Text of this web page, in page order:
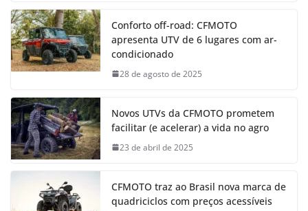
Conforto off-road: CFMOTO
apresenta UTV de 6 lugares com ar-
condicionado
28 de agosto de 2025
Novos UTVs da CFMOTO prometem
facilitar (e acelerar) a vida no agro
23 de abril de 2025
CFMOTO traz ao Brasil nova marca de
quadriciclos com preços acessíveis